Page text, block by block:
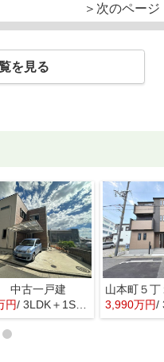
＞次のページ
を見る
中古一戸建
円/ 3LDK＋1S(納戸) 3,990万円/